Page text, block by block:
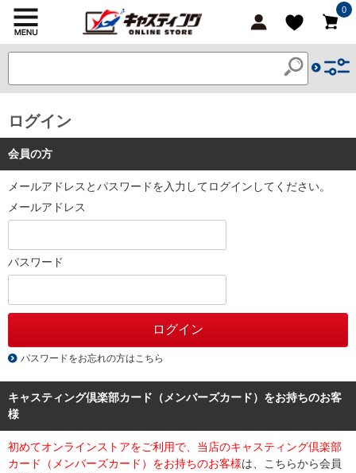
0
ログイン
会員の方
メールアドレスとパスワードを入力してログインしてください。
メールアドレス
パスワード
パスワードをお忘れの方はこちら
キャスティング倶楽部カード（メンバーズカード）をお持ちのお客
様
初めてオンラインストアをご利用で、当店のキャスティング倶楽部
カード（メンバーズカード）をお持ちのお客様は、こちらから会員